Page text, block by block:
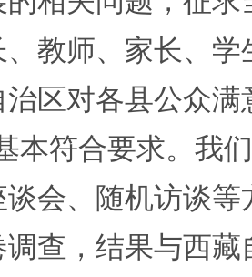
教师、家长、
治区对各县公众
本符合要求。我
会、随机访谈
查，结果与西